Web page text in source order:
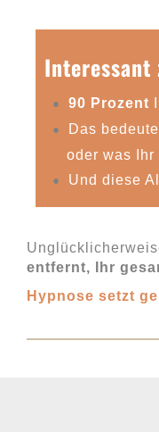
Interessant
90 Prozent
Das
oder was
Und diese
entfernt, Ihr
Hypnose setzt